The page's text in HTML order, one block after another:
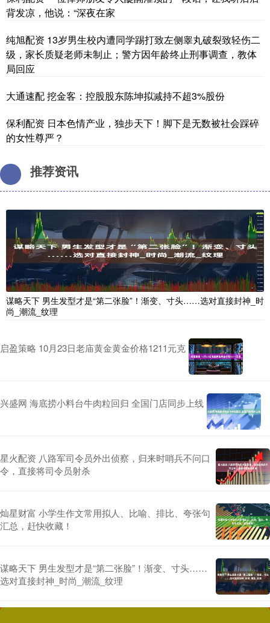
背发凉，他说：“深夜在家
纯旭配资 13岁男生校内遭同学踢打致左侧睾丸破裂致轻伤二
级，家长质疑老师未制止；警方因年龄终止刑事调查，教体
局回应
大通速配 挖金客：控股股东陈坤拟减持不超3%股份
保利配资 日本色情产业，独步天下！脚下是无数被社会踩碎
的女性尊严？
推荐资讯
谋略天下 男生发型才是“第二张脸”！渐变、寸头……选对直接封神_时
尚_潮流_纹理
启盈策略 10月23日老庙黄金黄金价格1211元克
兴盛网 海底捞小料台牛肉粒回归 全国门店同步上线
星火配资 八路军司令员外出侦察，归来时哨兵不问口
令，直接将司令员射杀
灿星财富 小学生作文常用拟人、比喻、排比、夸张句
汇总，赶快收藏！
谋略天下 男生发型才是“第二张脸”！渐变、寸头……
选对直接封神_时尚_潮流_纹理